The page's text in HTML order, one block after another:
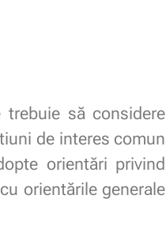
trebuie să considere
de interes comun
orientări privind
orientările generale